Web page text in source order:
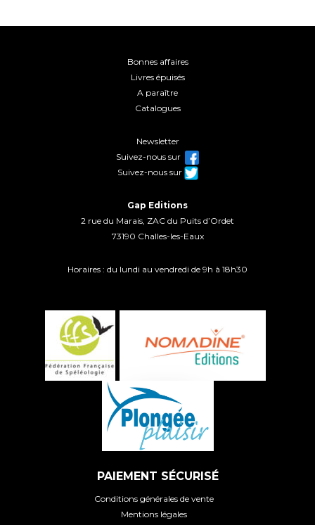
Bonnes affaires
Livres épuisés
A paraître
Catalogues
Newsletter
Suivez-nous sur
Suivez-nous sur
Gap Editions
2 rue du Marais, ZAC du Puits d’Ordet
73190 Challes-les-Eaux
Horaires : du lundi au vendredi de 9h à 18h30
PAIEMENT SÉCURISÉ
Conditions générales de vente
Mentions légales